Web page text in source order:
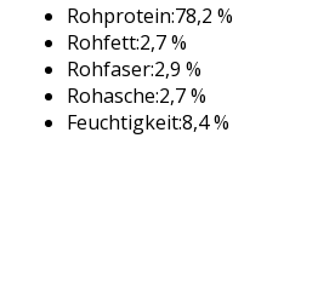
Rohprotein:78,2 %
Rohfett:2,7 %
Rohfaser:2,9 %
Rohasche:2,7 %
Feuchtigkeit:8,4 %